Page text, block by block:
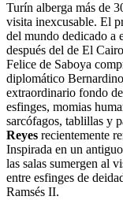
Turín alberga más de
visita inexcusable. El
del mundo dedicado a
después del de El
Felice de Saboya
diplomático
extraordinario fondo
esfinges, momias
sarcófagos, tablillas y
Reyes recientemente
Inspirada en un
las salas sumergen al
entre esfinges de
Ramsés II.